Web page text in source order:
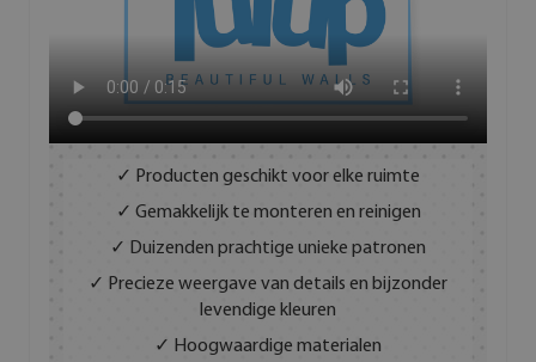
✓ Producten geschikt voor elke ruimte
✓ Gemakkelijk te monteren en reinigen
✓ Duizenden prachtige unieke patronen
✓ Precieze weergave van details en bijzonder
levendige kleuren
✓ Hoogwaardige materialen